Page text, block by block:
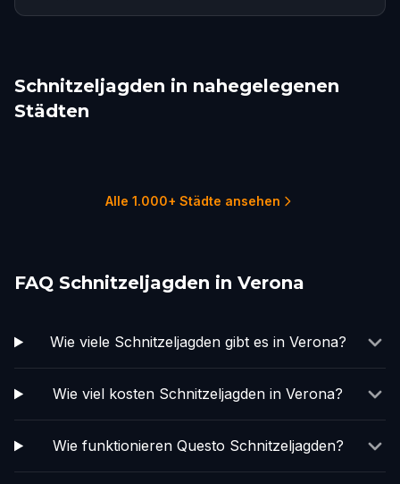
Schnitzeljagden in nahegelegenen
Städten
Alle 1.000+ Städte ansehen
FAQ Schnitzeljagden in Verona
Wie viele Schnitzeljagden gibt es in Verona?
Wie viel kosten Schnitzeljagden in Verona?
Wie funktionieren Questo Schnitzeljagden?